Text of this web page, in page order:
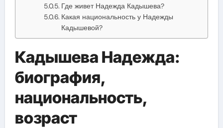
Где живет Надежда Кадышева?
Какая национальность у Надежды
Кадышевой?
Кадышева Надежда:
биография,
национальность,
возраст